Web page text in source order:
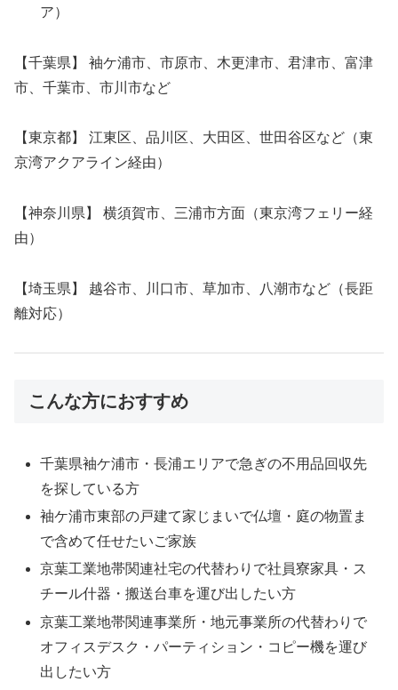
ア）
【千葉県】 袖ケ浦市、市原市、木更津市、君津市、富津
市、千葉市、市川市など
【東京都】 江東区、品川区、大田区、世田谷区など（東
京湾アクアライン経由）
【神奈川県】 横須賀市、三浦市方面（東京湾フェリー経
由）
【埼玉県】 越谷市、川口市、草加市、八潮市など（長距
離対応）
こんな方におすすめ
千葉県袖ケ浦市・長浦エリアで急ぎの不用品回収先
を探している方
袖ケ浦市東部の戸建て家じまいで仏壇・庭の物置ま
で含めて任せたいご家族
京葉工業地帯関連社宅の代替わりで社員寮家具・ス
チール什器・搬送台車を運び出したい方
京葉工業地帯関連事業所・地元事業所の代替わりで
オフィスデスク・パーティション・コピー機を運び
出したい方